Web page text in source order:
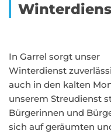
In Garrel sorgt unser
Winterdienst
auch in den kalten
unserem Streudienst
Bürgerinnen und
sich auf geräumten